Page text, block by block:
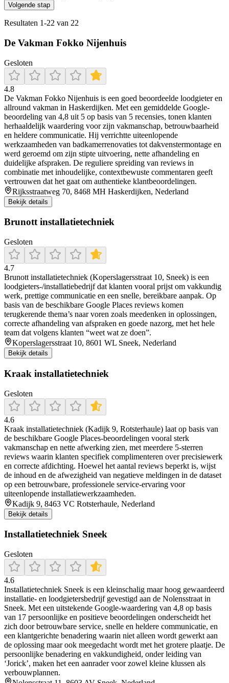
Volgende stap
Resultaten 1-22 van 22
De Vakman Fokko Nijenhuis
Gesloten
4.8
De Vakman Fokko Nijenhuis is een goed beoordeelde loodgieter en
allround vakman in Haskerdijken. Met een gemiddelde Google-
beoordeling van 4,8 uit 5 op basis van 5 recensies, tonen klanten
herhaaldelijk waardering voor zijn vakmanschap, betrouwbaarheid
en heldere communicatie. Hij verrichtte uiteenlopende
werkzaamheden van badkamerrenovaties tot dakvenstermontage en
werd geroemd om zijn stipte uitvoering, nette afhandeling en
duidelijke afspraken. De reguliere spreiding van reviews in
combinatie met inhoudelijke, contextbewuste commentaren geeft
vertrouwen dat het gaat om authentieke klantbeoordelingen.
Rijksstraatweg 70, 8468 MH Haskerdijken, Nederland
Bekijk details
Brunott installatietechniek
Gesloten
4.7
Brunott installatietechniek (Koperslagersstraat 10, Sneek) is een
loodgieters-/installatiebedrijf dat klanten vooral prijst om vakkundig
werk, prettige communicatie en een snelle, bereikbare aanpak. Op
basis van de beschikbare Google Places reviews komen
terugkerende thema’s naar voren zoals meedenken in oplossingen,
correcte afhandeling van afspraken en goede nazorg, met het hele
team dat volgens klanten “weet wat ze doen”.
Koperslagersstraat 10, 8601 WL Sneek, Nederland
Bekijk details
Kraak installatietechniek
Gesloten
4.6
Kraak installatietechniek (Kadijk 9, Rotsterhaule) laat op basis van
de beschikbare Google Places-beoordelingen vooral sterk
vakmanschap en nette afwerking zien, met meerdere 5-sterren
reviews waarin klanten specifiek complimenteren over precisiewerk
en correcte afdichting. Hoewel het aantal reviews beperkt is, wijst
de inhoud en de afwezigheid van negatieve meldingen in de dataset
op een betrouwbare, professionele service-ervaring voor
uiteenlopende installatiewerkzaamheden.
Kadijk 9, 8463 VC Rotsterhaule, Nederland
Bekijk details
Installatietechniek Sneek
Gesloten
4.6
Installatietechniek Sneek is een kleinschalig maar hoog gewaardeerd
installatie‑ en loodgietersbedrijf gevestigd aan de Nolensstraat in
Sneek. Met een uitstekende Google‑waardering van 4,8 op basis
van 17 persoonlijke en positieve beoordelingen onderscheidt het
zich door betrouwbare service, snelle en heldere communicatie, en
een klantgerichte benadering waarin niet alleen wordt gewerkt aan
de oplossing maar ook meegedacht wordt met het grotere plaatje. De
persoonlijke benadering en vakkundigheid, onder leiding van
‘Jorick’, maken het een aanrader voor zowel kleine klussen als
verbouwplannen.